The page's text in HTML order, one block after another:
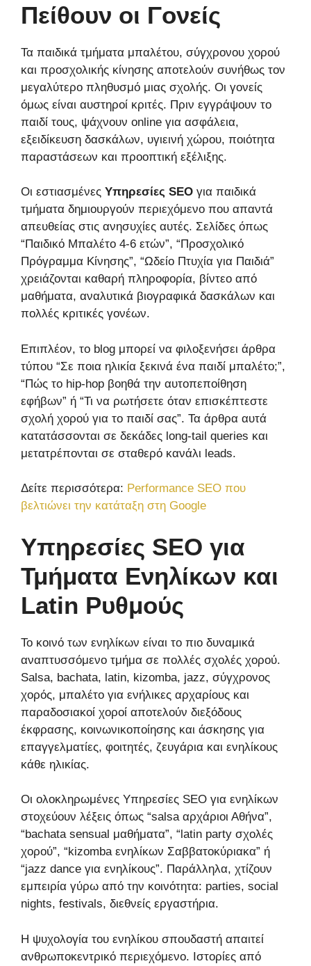
Πείθουν οι Γονείς
Τα παιδικά τμήματα μπαλέτου, σύγχρονου χορού
και προσχολικής κίνησης αποτελούν συνήθως τον
μεγαλύτερο πληθυσμό μιας σχολής. Οι γονείς
όμως είναι αυστηροί κριτές. Πριν εγγράψουν το
παιδί τους, ψάχνουν online για ασφάλεια,
εξειδίκευση δασκάλων, υγιεινή χώρου, ποιότητα
παραστάσεων και προοπτική εξέλιξης.
Οι εστιασμένες Υπηρεσίες SEO για παιδικά
τμήματα δημιουργούν περιεχόμενο που απαντά
απευθείας στις ανησυχίες αυτές. Σελίδες όπως
“Παιδικό Μπαλέτο 4-6 ετών”, “Προσχολικό
Πρόγραμμα Κίνησης”, “Ωδείο Πτυχία για Παιδιά”
χρειάζονται καθαρή πληροφορία, βίντεο από
μαθήματα, αναλυτικά βιογραφικά δασκάλων και
πολλές κριτικές γονέων.
Επιπλέον, το blog μπορεί να φιλοξενήσει άρθρα
τύπου “Σε ποια ηλικία ξεκινά ένα παιδί μπαλέτο;”,
“Πώς το hip-hop βοηθά την αυτοπεποίθηση
εφήβων” ή “Τι να ρωτήσετε όταν επισκέπτεστε
σχολή χορού για το παιδί σας”. Τα άρθρα αυτά
κατατάσσονται σε δεκάδες long-tail queries και
μετατρέπονται σε σταθερό κανάλι leads.
Δείτε περισσότερα: Performance SEO που
βελτιώνει την κατάταξη στη Google
Υπηρεσίες SEO για
Τμήματα Ενηλίκων και
Latin Ρυθμούς
Το κοινό των ενηλίκων είναι το πιο δυναμικά
αναπτυσσόμενο τμήμα σε πολλές σχολές χορού.
Salsa, bachata, latin, kizomba, jazz, σύγχρονος
χορός, μπαλέτο για ενήλικες αρχαρίους και
παραδοσιακοί χοροί αποτελούν διεξόδους
έκφρασης, κοινωνικοποίησης και άσκησης για
επαγγελματίες, φοιτητές, ζευγάρια και ενηλίκους
κάθε ηλικίας.
Οι ολοκληρωμένες Υπηρεσίες SEO για ενηλίκων
στοχεύουν λέξεις όπως “salsa αρχάριοι Αθήνα”,
“bachata sensual μαθήματα”, “latin party σχολές
χορού”, “kizomba ενηλίκων Σαββατοκύριακα” ή
“jazz dance για ενηλίκους”. Παράλληλα, χτίζουν
εμπειρία γύρω από την κοινότητα: parties, social
nights, festivals, διεθνείς εργαστήρια.
Η ψυχολογία του ενηλίκου σπουδαστή απαιτεί
ανθρωποκεντρικό περιεχόμενο. Ιστορίες από